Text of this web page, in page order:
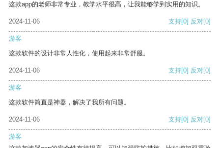
这款app的老师非常专业，教学水平很高，让我能够学到实用的知识。
2024-11-06 支持[0] 反对[0]
游客
这款软件的设计非常人性化，使用起来非常舒服。
2024-11-06 支持[0] 反对[0]
游客
这款软件简直是神器，解决了我所有问题。
2024-11-06 支持[0] 反对[0]
游客